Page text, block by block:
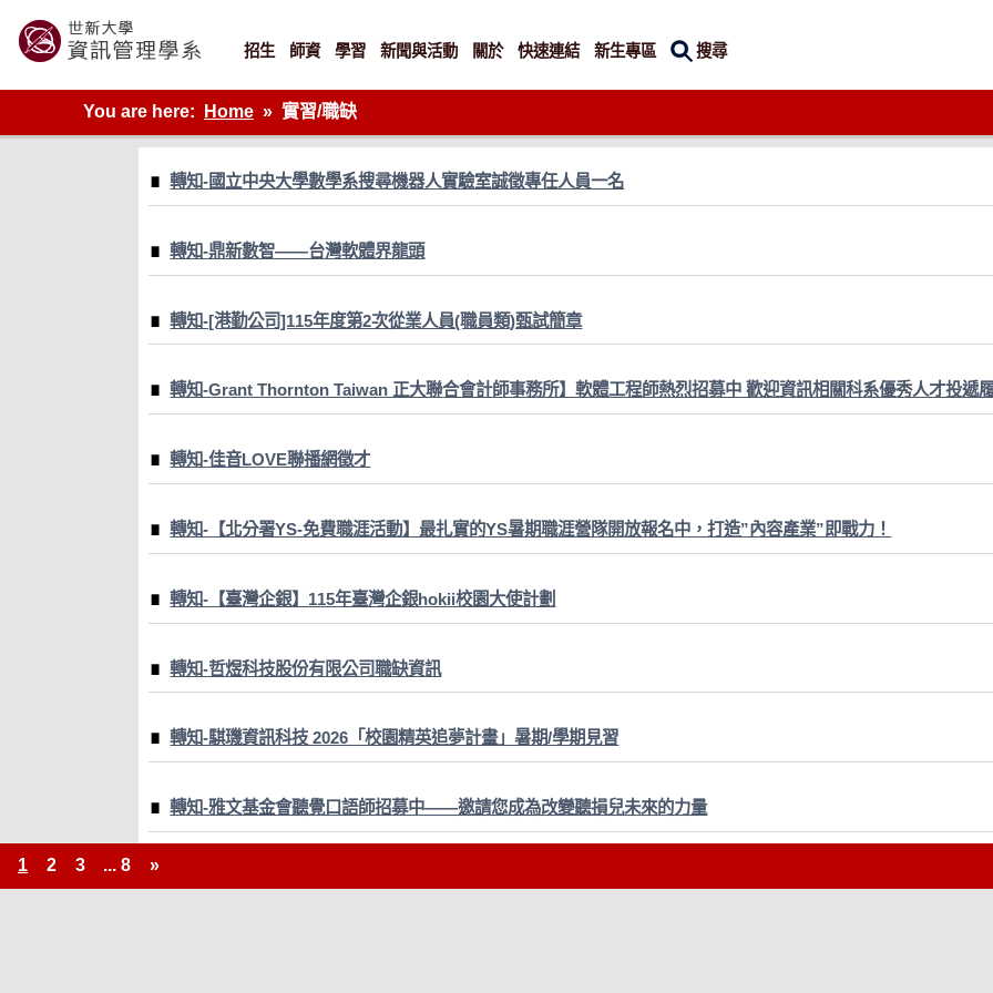
content
世新大學資管系網站
招生 師資 學習 新聞與活動 關於 快速連結 新生專區 搜尋
You are here: Home 實習/職缺
轉知-國立中央大學數學系搜尋機器人實驗室誠徵專任人員一名
轉知-鼎新數智——台灣軟體界龍頭
轉知-[港勤公司]115年度第2次從業人員(職員類)甄試簡章
轉知-Grant Thornton Taiwan 正大聯合會計師事務所】軟體工程師熱烈招募中 歡迎資訊相關科系優秀人才投遞
轉知-佳音LOVE聯播網徵才
轉知-【北分署YS-免費職涯活動】最扎實的YS暑期職涯營隊開放報名中，打造”內容產業”即戰力！
轉知-【臺灣企銀】115年臺灣企銀hokii校園大使計劃
轉知-哲煜科技股份有限公司職缺資訊
轉知-騏璣資訊科技 2026「校園精英追夢計畫」暑期/學期見習
轉知-雅文基金會聽覺口語師招募中——邀請您成為改變聽損兒未來的力量
1 2 3 ... 8 »